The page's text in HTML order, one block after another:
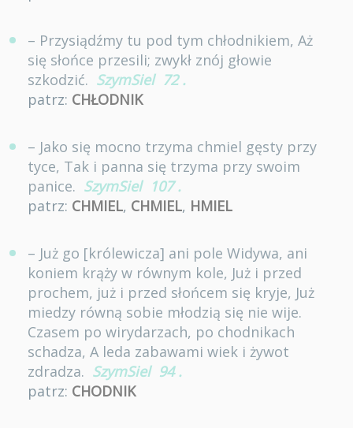
– Przysiądźmy tu pod tym chłodnikiem, Aż
się słońce przesili; zwykł znój głowie
szkodzić. SzymSiel 72 .
patrz: CHŁODNIK
– Jako się mocno trzyma chmiel gęsty przy
tyce, Tak i panna się trzyma przy swoim
panice. SzymSiel 107 .
patrz: CHMIEL, CHMIEL, HMIEL
– Już go [królewicza] ani pole Widywa, ani
koniem krąży w równym kole, Już i przed
prochem, już i przed słońcem się kryje, Już
miedzy równą sobie młodzią się nie wije.
Czasem po wirydarzach, po chodnikach
schadza, A leda zabawami wiek i żywot
zdradza. SzymSiel 94 .
patrz: CHODNIK